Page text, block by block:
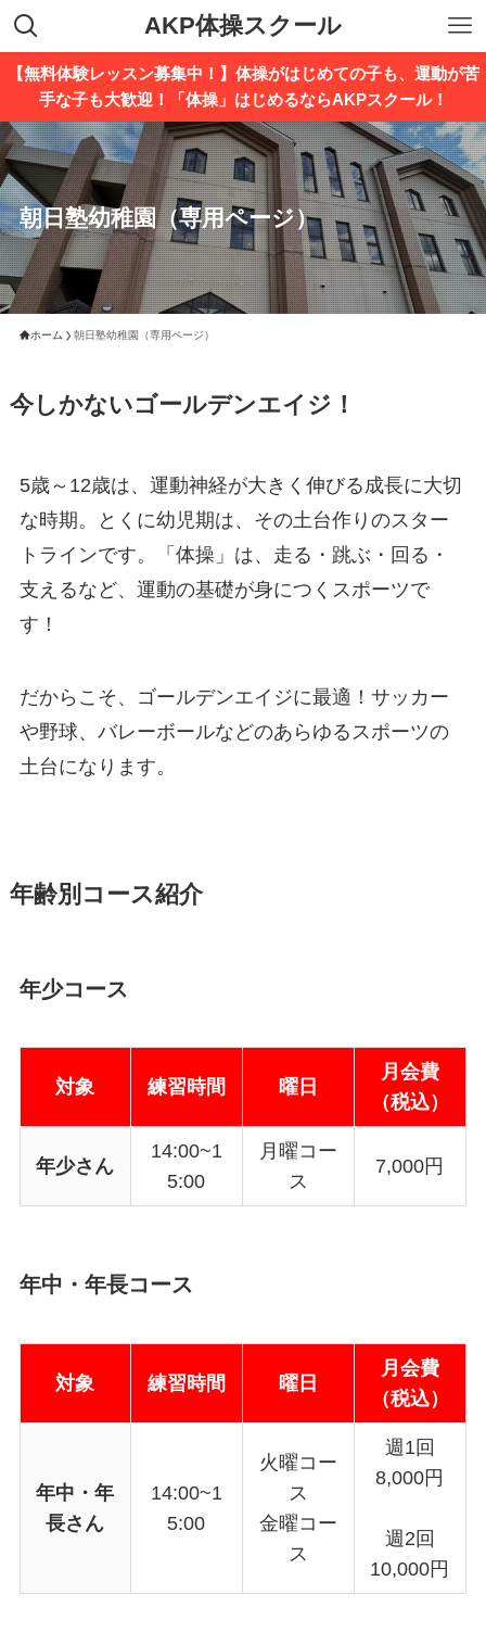
AKP体操スクール
【無料体験レッスン募集中！】体操がはじめての子も、運動が苦
手な子も大歓迎！「体操」はじめるならAKPスクール！
朝日塾幼稚園（専用ページ）
ホーム 朝日塾幼稚園（専用ページ）
今しかないゴールデンエイジ！
5歳～12歳は、運動神経が大きく伸びる成長に大切
な時期。とくに幼児期は、その土台作りのスター
トラインです。「体操」は、走る・跳ぶ・回る・
支えるなど、運動の基礎が身につくスポーツで
す！
だからこそ、ゴールデンエイジに最適！サッカー
や野球、バレーボールなどのあらゆるスポーツの
土台になります。
年齢別コース紹介
年少コース
対象 練習時間 曜日
月会費
（税込）
年少さん
14:00~1
5:00
月曜コー
ス
7,000円
年中・年長コース
対象 練習時間 曜日
月会費
（税込）
年中・年
長さん
14:00~1
5:00
火曜コー
ス
金曜コー
ス
週1回
8,000円
週2回
10,000円